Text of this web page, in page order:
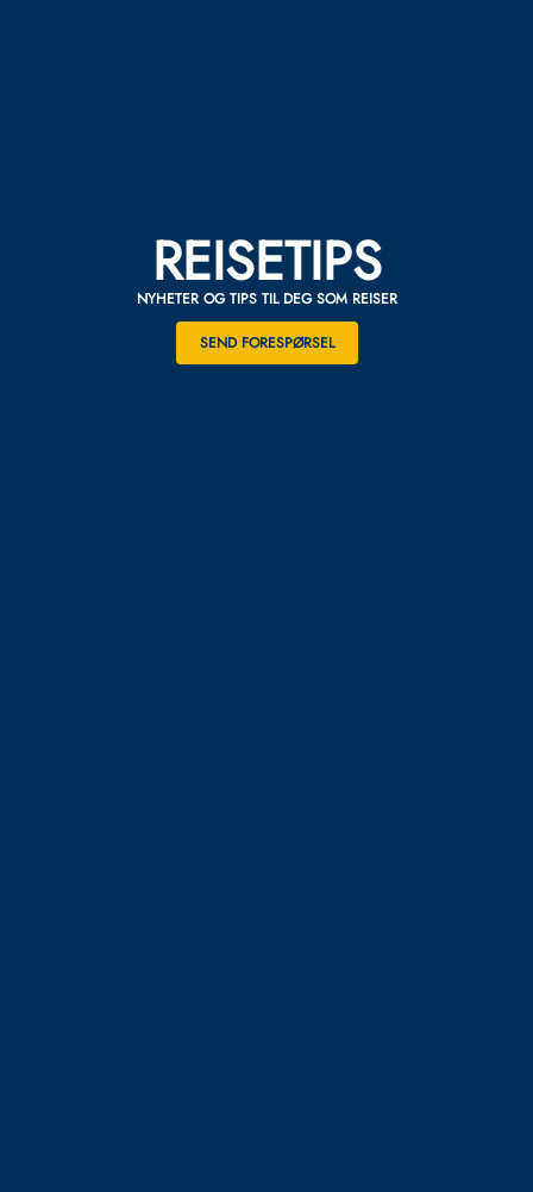
REISETIPS
NYHETER OG TIPS TIL DEG SOM REISER
SEND FORESPØRSEL